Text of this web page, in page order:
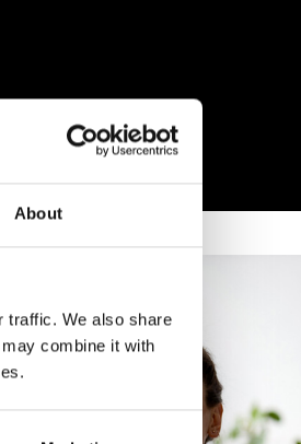
About
traffic. We also share
combine it with